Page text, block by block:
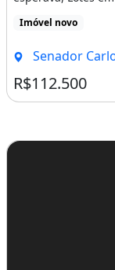
Imóvel novo
Senador
R$112.500